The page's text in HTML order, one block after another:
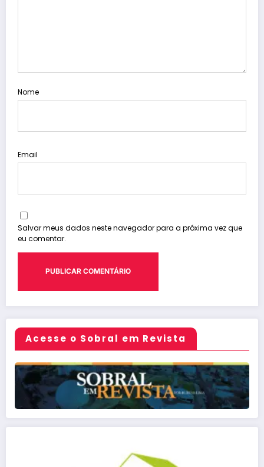
Nome
Email
Salvar meus dados neste navegador para a próxima vez que
eu comentar.
Acesse o Sobral em Revista